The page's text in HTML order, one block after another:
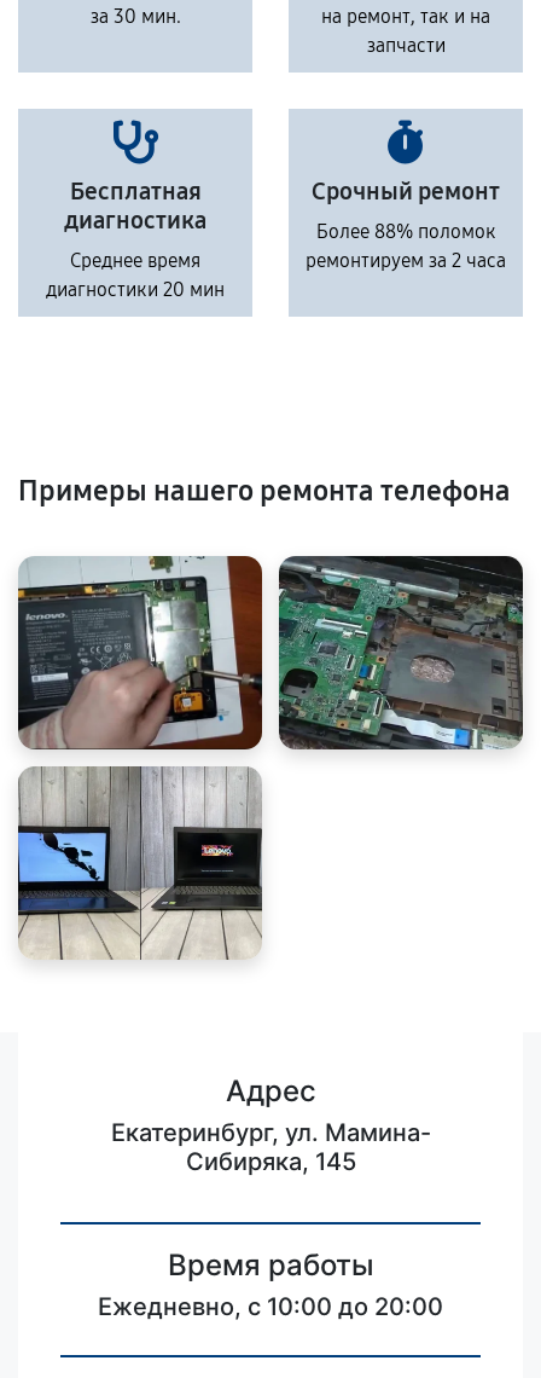
за 30 мин.
на ремонт, так и на
запчасти
Бесплатная
диагностика
Среднее время
диагностики 20 мин
Срочный ремонт
Более 88% поломок
ремонтируем за 2 часа
Примеры нашего ремонта телефона
Адрес
Екатеринбург, ул. Мамина-
Сибиряка, 145
Время работы
Ежедневно, с 10:00 до 20:00